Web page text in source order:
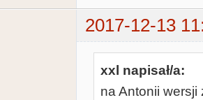
2017-12-13
xxl napisał/a:
na Antonii wersji